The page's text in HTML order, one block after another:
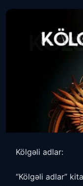
Kölgəli adlar:
“Kölgəli adlar”